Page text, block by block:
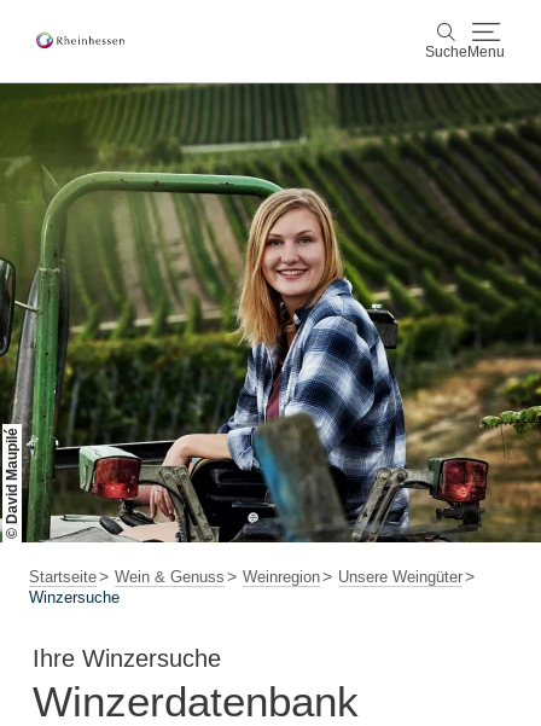
Suche Menu
Suche
Wein & Genuss
Aktiv & Natur
Kultur & Städte
Veranstaltungen
Buchung & Service
Shop Rheinhessen-Blog Karte
© David Maupilé
Startseite Wein & Genuss Weinregion
Unsere Weingüter
Winzersuche
Ihre Winzersuche
Winzerdatenbank